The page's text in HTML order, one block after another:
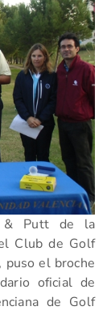
& Putt de la
Club de Golf
puso el broche
oficial de
de Golf